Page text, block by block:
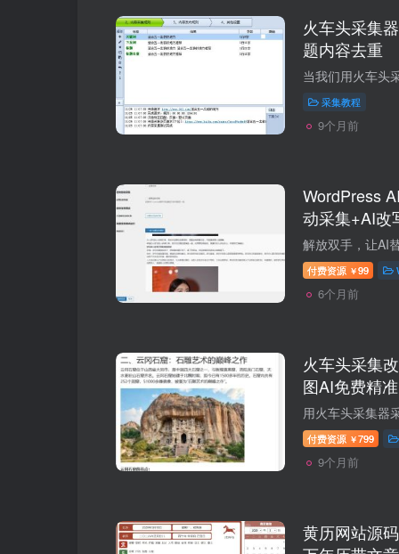
火车头采集
题内容去重
采集教程
9个月前
WordPress
动采集+AI改
方案
付费资源 ￥99
6个月前
火车头采集
图AI免费精
付费资源 ￥799
9个月前
黄历网站源